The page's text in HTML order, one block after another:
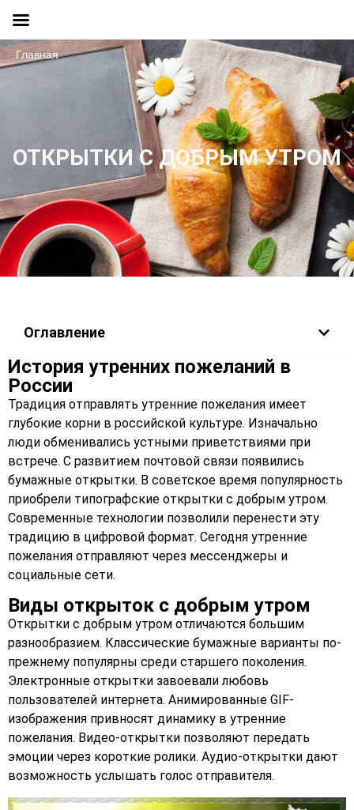
ОТКРЫТКИ С ДОБРЫМ УТРОМ
Главная
Оглавление
История утренних пожеланий в
России
Традиция отправлять утренние пожелания имеет
глубокие корни в российской культуре. Изначально
люди обменивались устными приветствиями при
встрече. С развитием почтовой связи появились
бумажные открытки. В советское время популярность
приобрели типографские открытки с добрым утром.
Современные технологии позволили перенести эту
традицию в цифровой формат. Сегодня утренние
пожелания отправляют через мессенджеры и
социальные сети.
Виды открыток с добрым утром
Открытки с добрым утром отличаются большим
разнообразием. Классические бумажные варианты по-
прежнему популярны среди старшего поколения.
Электронные открытки завоевали любовь
пользователей интернета. Анимированные GIF-
изображения привносят динамику в утренние
пожелания. Видео-открытки позволяют передать
эмоции через короткие ролики. Аудио-открытки дают
возможность услышать голос отправителя.